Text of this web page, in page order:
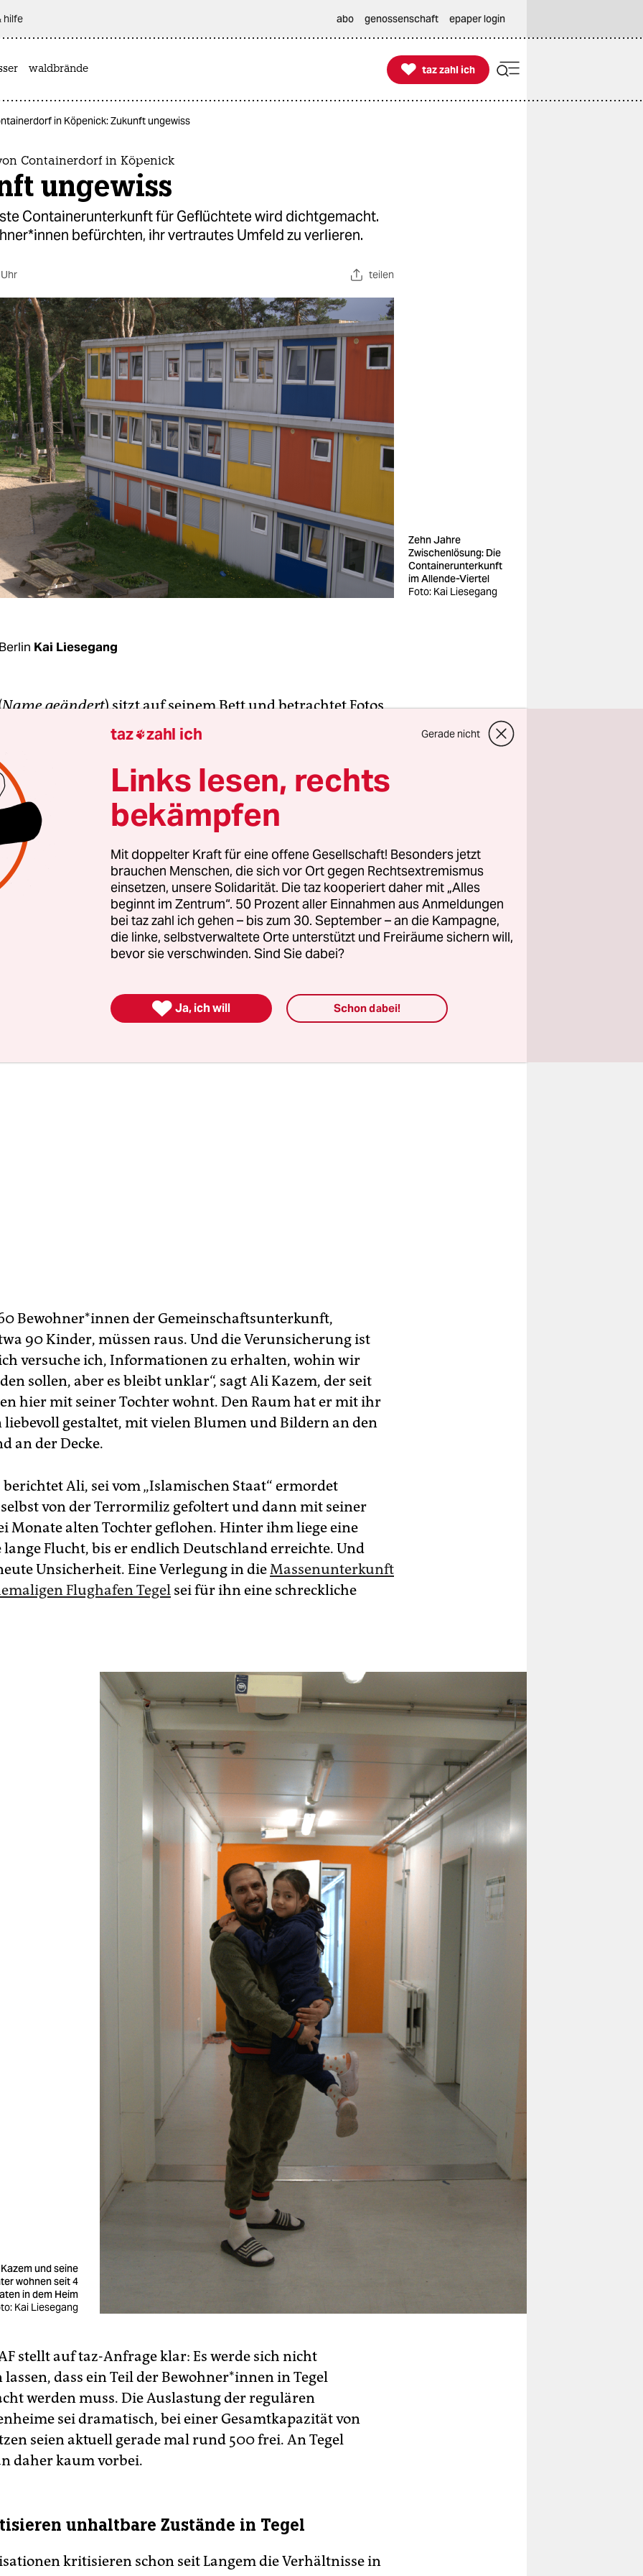
hilfe abo genossenschaft epaper login
waldbrände 
taz zahl ich
taz zahl ich
in Köpenick: Zukunft ungewiss
Containerdorf in Köpenick
ungewiss
Containerunterkunft für Geflüchtete wird dichtgemacht.
befürchten, ihr vertrautes Umfeld zu verlieren.
teilen
Zehn Jahre
Zwischenlösung: Die
Containerunterkunft
im Allende-Viertel
Foto: Kai Liesegang
Kai Liesegang
Name geändert) sitzt auf seinem Bett und betrachtet Fotos
Telefon. Draußen vor seinem Zimmer, auf dem Flur im
der Geflüchtetenunterkunft in Köpenick, spielt seine
mit anderen Kindern – schaut aber immer wieder
den Türspalt nach ihrem Vater. Der Iraker ist besorgt:
hier zumacht, weiß ich nicht, wie es weitergeht.“
der Alfred-Randt-Straße im Salvador-Allende-Viertel,
aus Wohncontainern besteht,war die erste ihrer Art in
von Beginn an nur als temporäre Lösung gedacht.
Dezember 2014, wurden die Genehmigungen mehrfach
Am 30. Juni soll nun endgültig Schluss sein. Das Landesamt
(LAF) übergibt das Areal wieder an den
soll ein Erweiterungsbau für ein Schul- und
Be­woh­ne­r*in­nen der Gemeinschaftsunterkunft,
90 Kinder, müssen raus. Und die Verunsicherung ist
versuche ich, Informationen zu erhalten, wohin wir
sollen, aber es bleibt unklar“, sagt Ali Kazem, der seit
hier mit seiner Tochter wohnt. Den Raum hat er mit ihr
liebevoll gestaltet, mit vielen Blumen und Bildern an den
an der Decke.
berichtet Ali, sei vom „Islamischen Staat“ ermordet
von der Terrormiliz gefoltert und dann mit seiner
Monate alten Tochter geflohen. Hinter ihm liege eine
lange Flucht, bis er endlich Deutschland erreichte. Und
Unsicherheit. Eine Verlegung in dieMassenunterkunft
Flughafen Tegel sei für ihn eine schreckliche
und seine
wohnen seit 4
in dem Heim
Kai Liesegang
stellt auf taz-Anfrage klar: Es werde sich nicht
dass ein Teil der Be­woh­ne­r*in­nen in Tegel
werden muss. Die Auslastung der regulären
sei dramatisch, bei einer Gesamtkapazität von
seien aktuell gerade mal rund 500 frei. An Tegel
daher kaum vorbei.
unhaltbare Zustände in Tegel
kritisieren schon seit Langem die Verhältnisse in
taz zahl ich Gerade nicht
Links lesen, rechts
bekämpfen
Mit doppelter Kraft für eine offene Gesellschaft! Besonders jetzt
brauchen Menschen, die sich vor Ort gegen Rechtsextremismus
einsetzen, unsere Solidarität. Die taz kooperiert daher mit „Alles
beginnt im Zentrum“. 50 Prozent aller Einnahmen aus Anmeldungen
bei taz zahl ich gehen – bis zum 30. September – an die Kampagne,
die linke, selbstverwaltete Orte unterstützt und Freiräume sichern will,
bevor sie verschwinden. Sind Sie dabei?
 Ja, ich will Schon dabei!